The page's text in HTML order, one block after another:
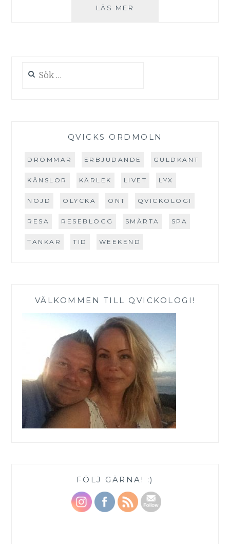
LÄS MER
efter:
QVICKS ORDMOLN
DRÖMMAR ERBJUDANDE GULDKANT
KÄNSLOR KÄRLEK LIVET LYX
NÖJD OLYCKA ONT QVICKOLOGI
RESA RESEBLOGG SMÄRTA SPA
TANKAR TID WEEKEND
VÄLKOMMEN TILL QVICKOLOGI!
FÖLJ GÄRNA! :)